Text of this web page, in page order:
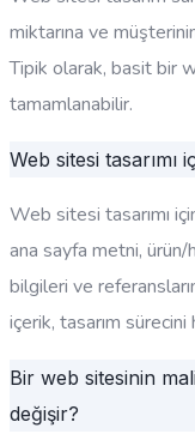
miktarına ve
Tipik olarak, basit bir
tamamlanabilir.
Web sitesi tasarımı
Web sitesi tasarımı
ana sayfa metni, ürün/
bilgileri ve
içerik, tasarım sürecini
Bir web sitesinin
değişir?